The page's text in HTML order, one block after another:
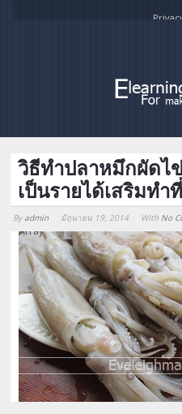
วิธีทําปลาหมึกผัดไ
เป็นรายได้เสริมทำ
By admin มิถุนายน 19, 2014 With No
Array